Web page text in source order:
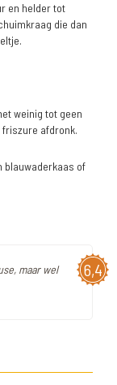
en helder tot
die dan
weinig tot geen
afdronk.
blauwaderkaas of
6,4
maar wel